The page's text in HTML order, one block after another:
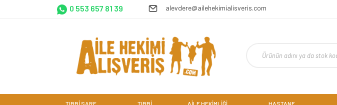
0 553 657 81 39 alevdere@ailehekimialisveris.com
TIBBİ SARF
TIBBİ
AİLE HEKİMLİĞİ
HASTANE